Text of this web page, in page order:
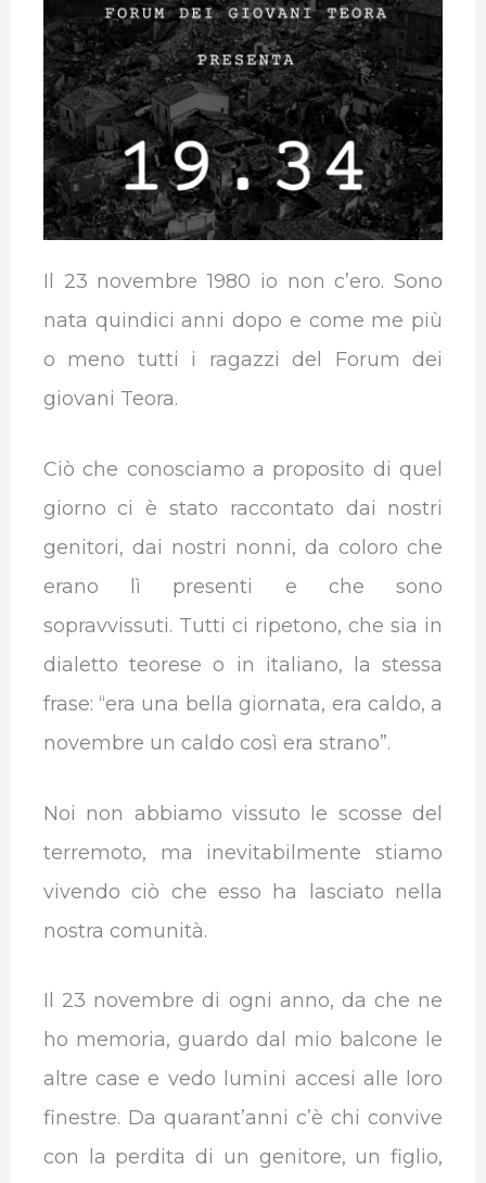
b
o
o
k
e
r
e
d
I
n
s
A
p
p
g
r
a
m
l
r
Il 23 novembre 1980 io non c’ero. Sono
nata quindici anni dopo e come me più
o meno tutti i ragazzi del Forum dei
giovani Teora.
Ciò che conosciamo a proposito di quel
giorno ci è stato raccontato dai nostri
genitori, dai nostri nonni, da coloro che
erano lì presenti e che sono
sopravvissuti. Tutti ci ripetono, che sia in
dialetto teorese o in italiano, la stessa
frase: “era una bella giornata, era caldo, a
novembre un caldo così era strano”.
Noi non abbiamo vissuto le scosse del
terremoto, ma inevitabilmente stiamo
vivendo ciò che esso ha lasciato nella
nostra comunità.
Il 23 novembre di ogni anno, da che ne
ho memoria, guardo dal mio balcone le
altre case e vedo lumini accesi alle loro
finestre. Da quarant’anni c’è chi convive
con la perdita di un genitore, un figlio,